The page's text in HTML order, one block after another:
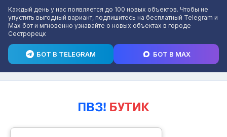
Каждый день у нас появляется до 100 новых объектов. Чтобы не
упустить выгодный вариант, подпишитесь на бесплатный Telegram и
Max бот и мгновенно узнавайте о новых объектах в городе
Сестрорецк
БОТ В TELEGRAM БОТ В MAX